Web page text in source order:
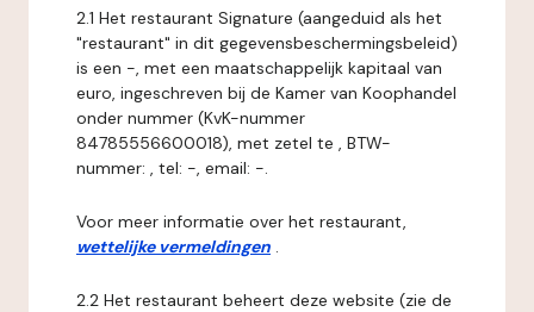
2.1 Het restaurant Signature (aangeduid als het
"restaurant" in dit gegevensbeschermingsbeleid)
is een -, met een maatschappelijk kapitaal van
euro, ingeschreven bij de Kamer van Koophandel
onder nummer (KvK-nummer
84785556600018), met zetel te , BTW-
nummer: , tel: -, email: -.
Voor meer informatie over het restaurant,
wettelijke vermeldingen .
2.2 Het restaurant beheert deze website (zie de